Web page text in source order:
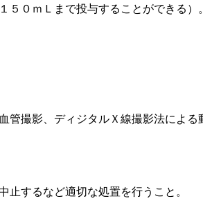
０ｍＬまで投与することができる）。
撮影、ディジタルＸ線撮影法によ
するなど適切な処置を行うこと。